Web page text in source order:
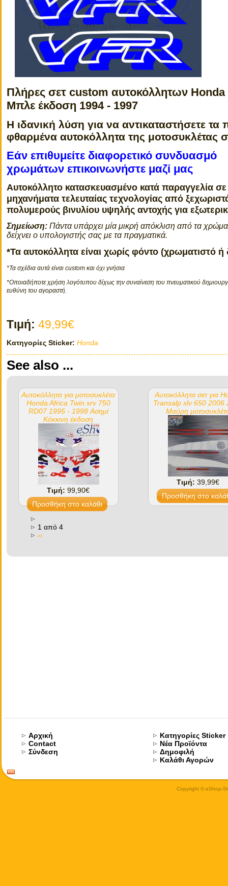
Πλήρες σετ custom αυτοκόλλητων Honda
Μπλε έκδοση 1994 - 1997
Η ιδανική λύση για να αντικαταστήσετε τα
φθαρμένα αυτοκόλλητα της μοτοσυκλέτας
Εάν επιθυμείτε διαφορετικό συνδυασμό
χρωμάτων επικοινωνήστε μαζί μας
Αυτοκόλλητο κατασκευασμένο κατά παραγγελία σε
μηχανήματα τελευταίας τεχνολογίας από
πολυμερούς βινυλίου υψηλής αντοχής για
Σημείωση: Πάντα υπάρχει μία μικρή απόκλιση από τα
δείχνει ο υπολογιστής σας με τα πραγματικά.
*Τα αυτοκόλλητα είναι χωρίς φόντο (χρωματιστό ή
*Τα σχέδια αυτά είναι custom και όχι γνήσια
*Οποιαδήποτε χρήση λογότυπου δίχως την συναίνεση του πνευματικού
ευθύνη του αγοραστή.
Τιμή: 49,99€
Κατηγορίες Sticker: Honda
See also ...
Αυτοκόλλητα για μοτοσυκλέτα
Honda Africa Twin xrv 750
RD07 1995 - 1998 Ασημί
Κόκκινη έκδοση
Τιμή:99,90€
Αυτοκόλλητα σετ για
Transalp xlv 650 2006
Μαύρη
Τιμή:39,99€
1 από 4
››
Αρχική
Contact
Σύνδεση
Κατηγορίες Sticker
Νέα Προϊόντα
Δημοφιλή
Καλάθι Αγορών
Copyright © eShop-